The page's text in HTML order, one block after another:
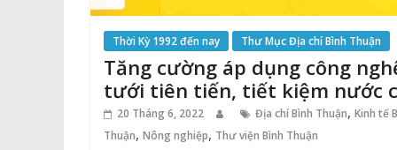
Thời Kỳ 1992 đến nay Thư Mục Địa chí Bình Thuận
Tăng cường áp dụng công
tưới tiên tiến, tiết kiệm nước
cây trồng cạn, ứng phó với
hán trên địa bàn tỉnh Bình
20 Tháng 6, 2022 Địa chí Bình Thuận, Kinh tế
Thuận, Nông nghiệp, Thư viện Bình Thuận